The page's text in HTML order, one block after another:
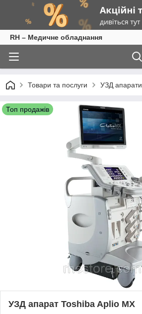
RH – Медичне обладнання
Товари та послуги УЗД апарати
Топ продажів
УЗД апарат Toshiba Aplio MX